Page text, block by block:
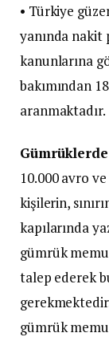
• Türkiye
yanında
kanunlarına
bakımından
aranmaktadır.
Gümrüklerde
10.000 avro
kişilerin,
kapılarında
gümrük
talep ederek
gümrük